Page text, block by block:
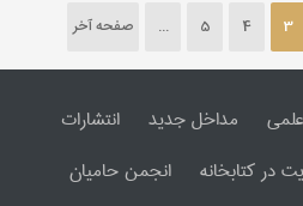
3
4
5
... صفحه آخر
مداخل جدید
انتشارات
در کتابخانه
انجمن حامیان